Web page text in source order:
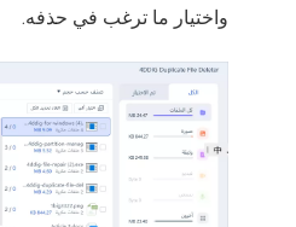
واختيار ما ترغب في حذفه.